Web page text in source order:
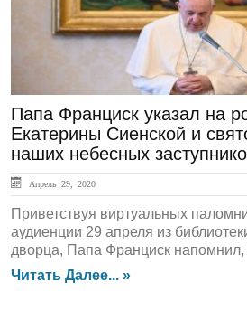
Папа Франциск указал на
Екатерины Сиенской и
наших небесных
Апрель 29, 2020
Приветствуя виртуальных
аудиенции 29 апреля из
дворца, Папа Франциск напомнил,
Читать Далее... »